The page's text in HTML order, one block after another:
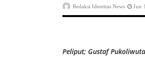
Redaksi Identitas News Jun
Peliput; Gustaf